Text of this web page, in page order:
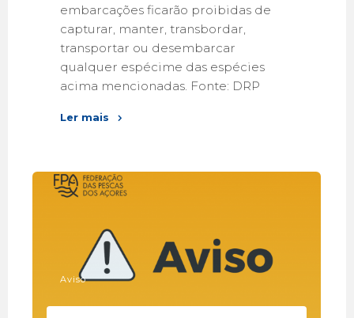
embarcações ficarão proibidas de
capturar, manter, transbordar,
transportar ou desembarcar
qualquer espécime das espécies
acima mencionadas. Fonte: DRP
Ler mais
Aviso